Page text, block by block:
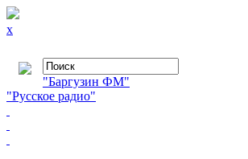
x
"Баргузин ФМ"
"Русское радио"